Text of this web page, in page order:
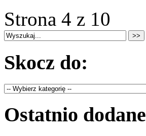
Strona 4 z 10
Skocz do:
Ostatnio dodane